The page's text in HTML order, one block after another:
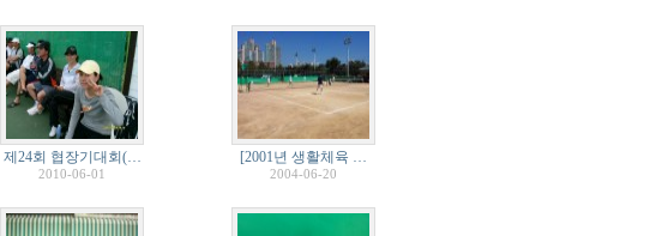
제24회 협장기대회(…
2010-06-01
[2001년 생활체육 …
2004-06-20